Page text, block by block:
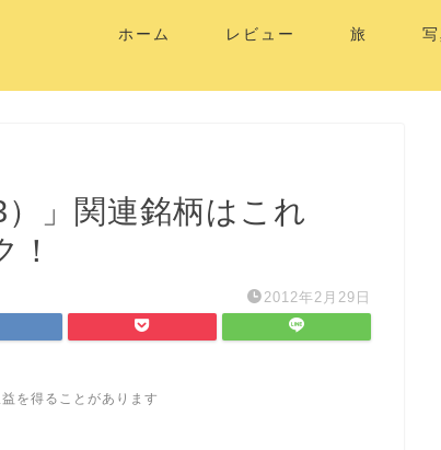
ホーム レビュー 旅
」関連銘柄はこれ
2012年2月29日
を得ることがあります